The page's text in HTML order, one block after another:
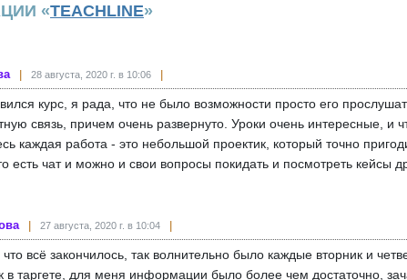
«TEACHLINE»
28 августа, 2020 г. в 10:06
курс, я рада, что не было возможности просто его
связь, причем очень развернуто. Уроки очень
каждая работа - это небольшой проектик, который точно
есть чат и можно и свои вопросы покидать и посмотреть кейсы
27 августа, 2020 г. в 10:04
всё закончилось, так волнительно было каждые вторник и
в таргете, для меня информации было более чем достаточно,